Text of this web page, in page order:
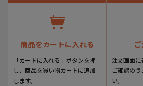
商品をカートに入れる
「カートに入れる」ボタンを押
し、商品を買い物カートに追加
します。
注文画面に
ご確認の
い。